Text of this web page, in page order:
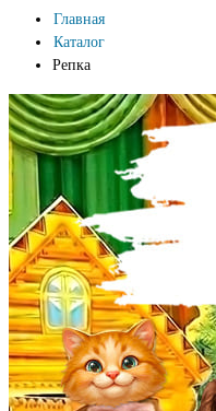
Главная
Каталог
Репка